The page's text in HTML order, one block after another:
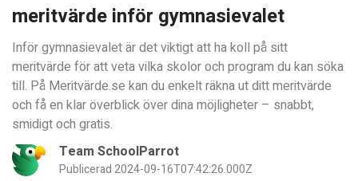
meritvärde inför gymnasievalet
Inför gymnasievalet är det viktigt att ha koll på sitt
meritvärde för att veta vilka skolor och program du kan söka
till. På Meritvärde.se kan du enkelt räkna ut ditt meritvärde
och få en klar överblick över dina möjligheter – snabbt,
smidigt och gratis.
Team SchoolParrot
Publicerad 2024-09-16T07:42:26.000Z